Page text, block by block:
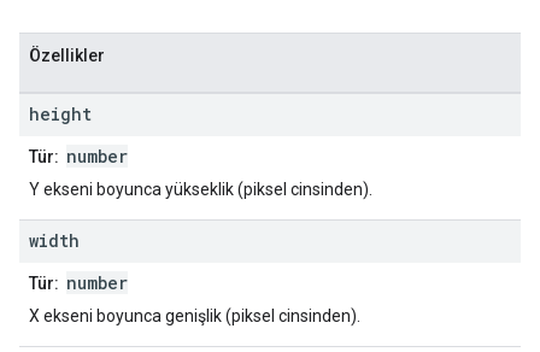
Özellikler
height
Tür: number
Y ekseni boyunca yükseklik (piksel cinsinden).
width
Tür: number
X ekseni boyunca genişlik (piksel cinsinden).